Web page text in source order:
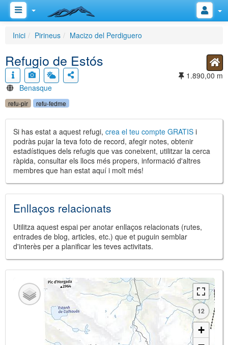
Inici Pirineus Macizo del Perdiguero
Refugio de Estós
Benasque
1.890,00 m
refu-pir refu-fedme
Si has estat a aquest refugi, crea el teu compte GRATIS i
podràs pujar la teva foto de record, afegir notes, obtenir
estadístiques dels refugis que vas coneixent, utilitzar la cerca
ràpida, consultar els llocs més propers, informació d'altres
membres que han estat aquí i molt més!
Enllaços relacionats
Utilitza aquest espai per anotar enllaços relacionats (rutes,
entrades de blog, articles, etc.) que et puguin semblar
d'interès per a planificar les teves activitats.
12
+